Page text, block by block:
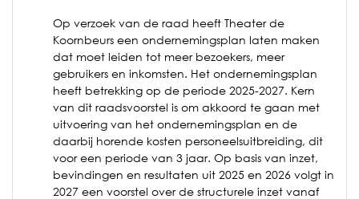
Op verzoek van de raad heeft Theater de
Koornbeurs een ondernemingsplan laten maken
dat moet leiden tot meer bezoekers, meer
gebruikers en inkomsten. Het ondernemingsplan
heeft betrekking op de periode 2025-2027. Kern
van dit raadsvoorstel is om akkoord te gaan met
uitvoering van het ondernemingsplan en de
daarbij horende kosten personeelsuitbreiding, dit
voor een periode van 3 jaar. Op basis van inzet,
bevindingen en resultaten uit 2025 en 2026 volgt in
2027 een voorstel over de structurele inzet vanaf